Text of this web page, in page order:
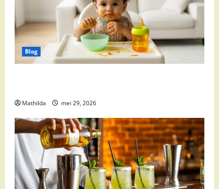
Blog
Mathilda mei 29, 2026